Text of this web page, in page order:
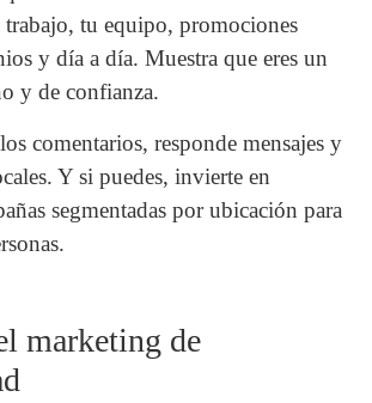
trabajo, tu equipo, promociones
y día a día. Muestra que eres un
y de confianza.
comentarios, responde mensajes y
Y si puedes, invierte en
segmentadas por ubicación para
marketing de